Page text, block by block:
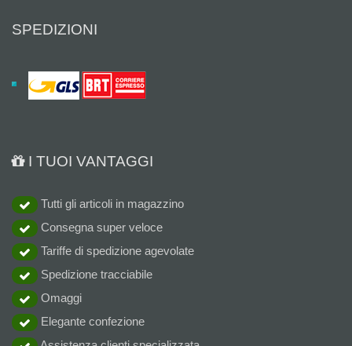
SPEDIZIONI
I TUOI VANTAGGI
Tutti gli articoli in magazzino
Consegna super veloce
Tariffe di spedizione agevolate
Spedizione tracciabile
Omaggi
Elegante confezione